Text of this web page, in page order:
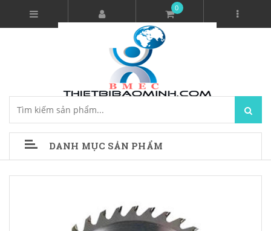
0
DANH MỤC SẢN PHẨM